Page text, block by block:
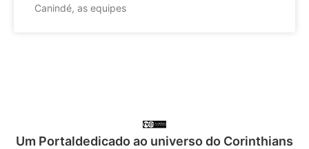
Canindé, as equipes
Um Portaldedicado ao universo do Corinthians